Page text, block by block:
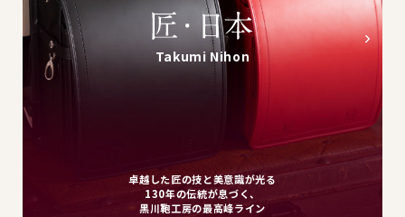
Takumi Nihon
卓越した匠の技と美意識が光る
130年の伝統が息づく、
黒川鞄工房の最高峰ライン